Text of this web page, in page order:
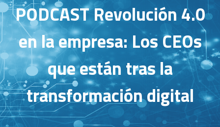
PODCAST Revolución 4.0
en la empresa: Los CEOs
que están tras la
transformación digital